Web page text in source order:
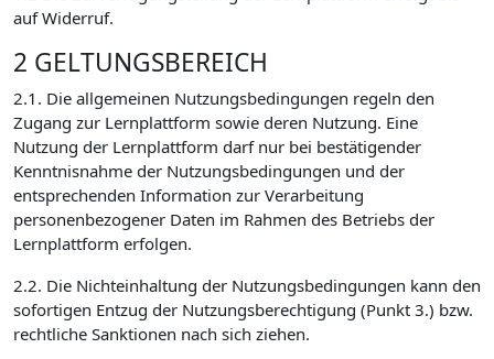
auf Widerruf.
2 GELTUNGSBEREICH
2.1. Die allgemeinen Nutzungsbedingungen regeln den
Zugang zur Lernplattform sowie deren Nutzung. Eine
Nutzung der Lernplattform darf nur bei bestätigender
Kenntnisnahme der Nutzungsbedingungen und der
entsprechenden Information zur Verarbeitung
personenbezogener Daten im Rahmen des Betriebs der
Lernplattform erfolgen.
2.2. Die Nichteinhaltung der Nutzungsbedingungen kann den
sofortigen Entzug der Nutzungsberechtigung (Punkt 3.) bzw.
rechtliche Sanktionen nach sich ziehen.